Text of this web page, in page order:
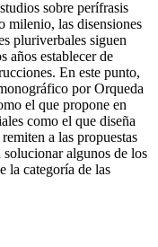
sobre perífrasis
milenio, las disensiones
pluriverbales siguen
años establecer de
En este punto,
por Orqueda
el que propone en
como el que diseña
a las propuestas
algunos de los
la categoría de las